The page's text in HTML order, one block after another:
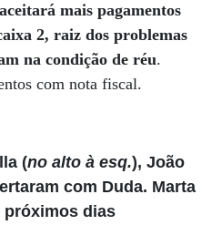
mais pagamentos
2, raiz dos problemas
na condição de réu.
com nota fiscal.
(no alto à esq.), João
com Duda. Marta
próximos dias